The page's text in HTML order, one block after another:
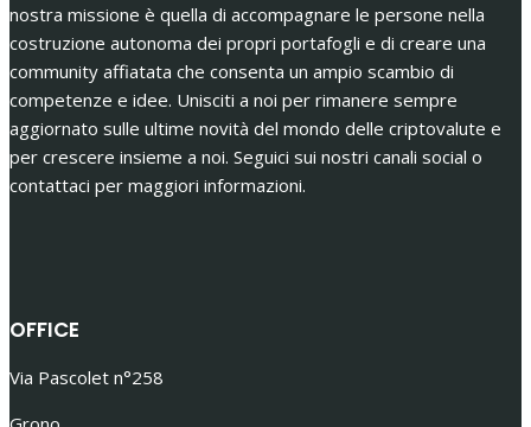
nostra missione è quella di accompagnare le persone nella
costruzione autonoma dei propri portafogli e di creare una
community affiatata che consenta un ampio scambio di
competenze e idee. Unisciti a noi per rimanere sempre
aggiornato sulle ultime novità del mondo delle criptovalute e
per crescere insieme a noi. Seguici sui nostri canali social o
contattaci per maggiori informazioni.
OFFICE
Via Pascolet n°258